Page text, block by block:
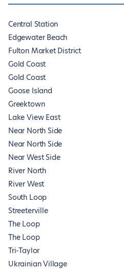
Central Station
Edgewater Beach
Fulton Market District
Gold Coast
Gold Coast
Goose Island
Greektown
Lake View East
Near North Side
Near North Side
Near West Side
River North
River West
South Loop
Streeterville
The Loop
The Loop
Tri-Taylor
Ukrainian Village